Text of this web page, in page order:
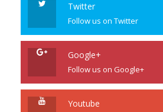
Twitter
Follow us on Twitter
Google+
Follow us on Google+
Youtube